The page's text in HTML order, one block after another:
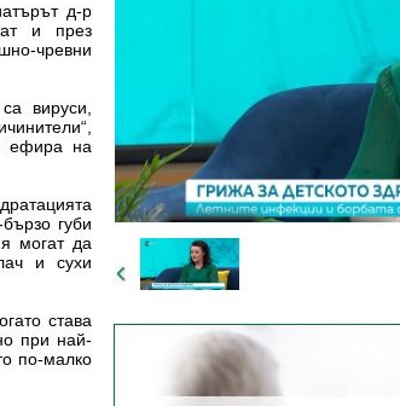
д-р
и през
чревни
вируси,
ефира на
губи
могат да
и сухи
става
при най-
по-малко